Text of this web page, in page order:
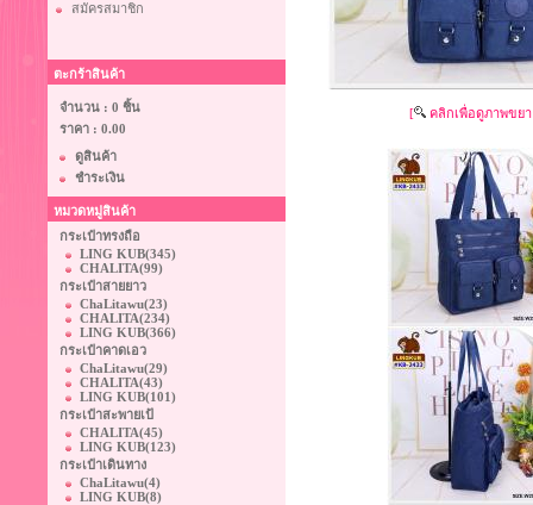
สมัครสมาชิก
ตะกร้าสินค้า
จำนวน : 0 ชิ้น
ราคา : 0.00
ดูสินค้า
ชำระเงิน
หมวดหมู่สินค้า
กระเป๋าทรงถือ
LING KUB(345)
CHALITA(99)
กระเป๋าสายยาว
ChaLitawu(23)
CHALITA(234)
LING KUB(366)
กระเป๋าคาดเอว
ChaLitawu(29)
CHALITA(43)
LING KUB(101)
กระเป๋าสะพายเป้
CHALITA(45)
LING KUB(123)
กระเป๋าเดินทาง
ChaLitawu(4)
LING KUB(8)
[ คลิกเพื่อดูภาพขยา